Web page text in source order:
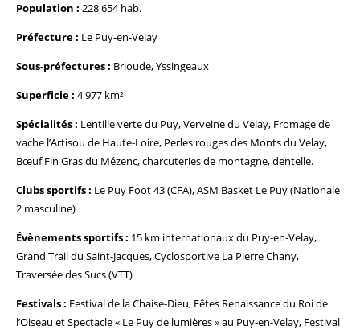
Population : 228 654 hab.
Préfecture : Le Puy-en-Velay
Sous-préfectures : Brioude, Yssingeaux
Superficie : 4 977 km²
Spécialités : Lentille verte du Puy, Verveine du Velay, Fromage de
vache l’Artisou de Haute-Loire, Perles rouges des Monts du Velay,
Bœuf Fin Gras du Mézenc, charcuteries de montagne, dentelle.
Clubs sportifs : Le Puy Foot 43 (CFA), ASM Basket Le Puy (Nationale
2 masculine)
Évènements sportifs : 15 km internationaux du Puy-en-Velay,
Grand Trail du Saint-Jacques, Cyclosportive La Pierre Chany,
Traversée des Sucs (VTT)
Festivals : Festival de la Chaise-Dieu, Fêtes Renaissance du Roi de
l’Oiseau et Spectacle « Le Puy de lumières » au Puy-en-Velay, Festival